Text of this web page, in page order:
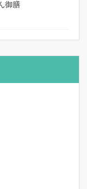
御膳